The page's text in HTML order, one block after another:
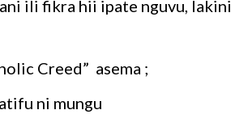
ili fikra hii ipate nguvu,
Creed” asema ;
ni mungu